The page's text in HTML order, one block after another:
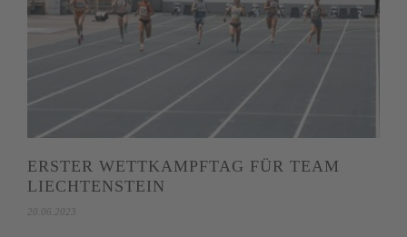
ERSTER WETTKAMPFTAG FÜR TEAM
LIECHTENSTEIN
20.06.2023